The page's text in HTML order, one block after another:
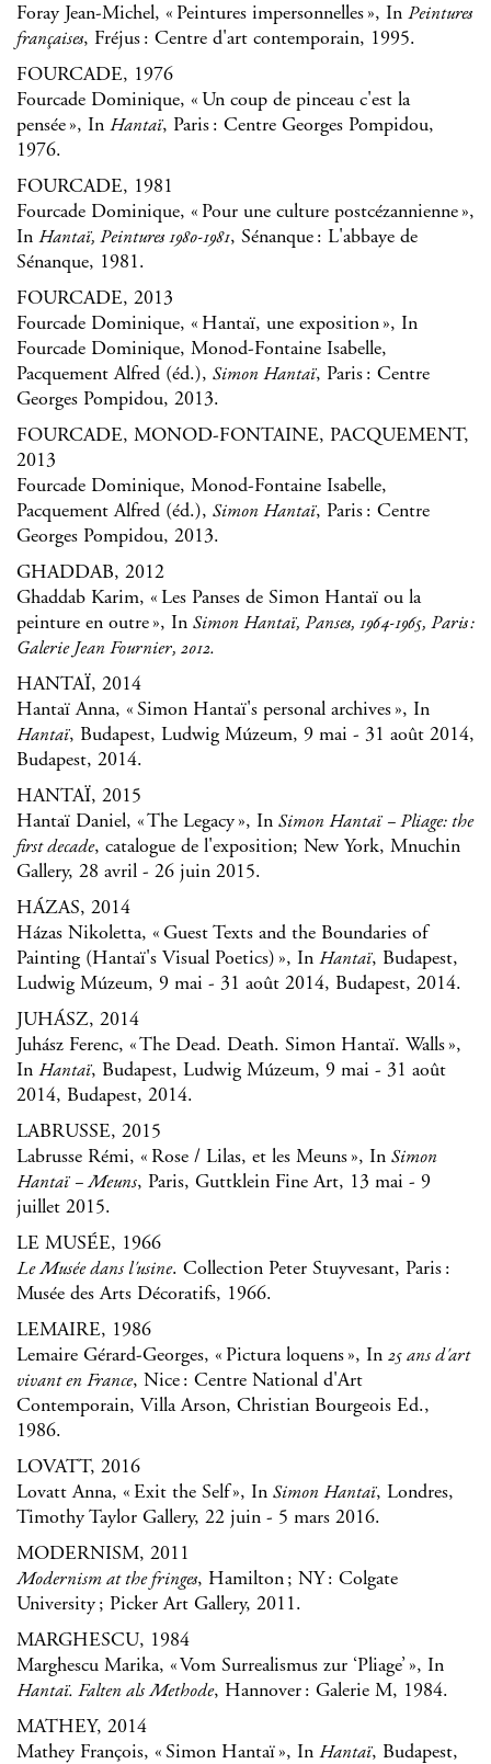
Foray Jean-Michel, « Peintures impersonnelles », In Peintures
françaises, Fréjus : Centre d'art contemporain, 1995.
FOURCADE, 1976
Fourcade Dominique, « Un coup de pinceau c'est la
pensée », In Hantaï, Paris : Centre Georges Pompidou,
1976.
FOURCADE, 1981
Fourcade Dominique, « Pour une culture postcézannienne »,
In Hantaï, Peintures 1980-1981, Sénanque : L'abbaye de
Sénanque, 1981.
FOURCADE, 2013
Fourcade Dominique, « Hantaï, une exposition », In
Fourcade Dominique, Monod-Fontaine Isabelle,
Pacquement Alfred (éd.), Simon Hantaï, Paris : Centre
Georges Pompidou, 2013.
FOURCADE, MONOD-FONTAINE, PACQUEMENT,
2013
Fourcade Dominique, Monod-Fontaine Isabelle,
Pacquement Alfred (éd.), Simon Hantaï, Paris : Centre
Georges Pompidou, 2013.
GHADDAB, 2012
Ghaddab Karim, « Les Panses de Simon Hantaï ou la
peinture en outre », In Simon Hantaï, Panses, 1964-1965, Paris :
Galerie Jean Fournier, 2012.
HANTAÏ, 2014
Hantaï Anna, « Simon Hantaï's personal archives », In
Hantaï, Budapest, Ludwig Múzeum, 9 mai - 31 août 2014,
Budapest, 2014.
HANTAÏ, 2015
Hantaï Daniel, « The Legacy », In Simon Hantaï – Pliage: the
first decade, catalogue de l'exposition; New York, Mnuchin
Gallery, 28 avril - 26 juin 2015.
HÁZAS, 2014
Házas Nikoletta, « Guest Texts and the Boundaries of
Painting (Hantaï's Visual Poetics) », In Hantaï, Budapest,
Ludwig Múzeum, 9 mai - 31 août 2014, Budapest, 2014.
JUHÁSZ, 2014
Juhász Ferenc, « The Dead. Death. Simon Hantaï. Walls »,
In Hantaï, Budapest, Ludwig Múzeum, 9 mai - 31 août
2014, Budapest, 2014.
LABRUSSE, 2015
Labrusse Rémi, « Rose / Lilas, et les Meuns », In Simon
Hantaï – Meuns, Paris, Guttklein Fine Art, 13 mai - 9
juillet 2015.
LE MUSÉE, 1966
Le Musée dans l'usine. Collection Peter Stuyvesant, Paris :
Musée des Arts Décoratifs, 1966.
LEMAIRE, 1986
Lemaire Gérard-Georges, « Pictura loquens », In 25 ans d'art
vivant en France, Nice : Centre National d'Art
Contemporain, Villa Arson, Christian Bourgeois Ed.,
1986.
LOVATT, 2016
Lovatt Anna, « Exit the Self », In Simon Hantaï, Londres,
Timothy Taylor Gallery, 22 juin - 5 mars 2016.
MODERNISM, 2011
Modernism at the fringes, Hamilton ; NY : Colgate
University ; Picker Art Gallery, 2011.
MARGHESCU, 1984
Marghescu Marika, « Vom Surrealismus zur ‘Pliage’ », In
Hantaï. Falten als Methode, Hannover : Galerie M, 1984.
MATHEY, 2014
Mathey François, « Simon Hantaï », In Hantaï, Budapest,